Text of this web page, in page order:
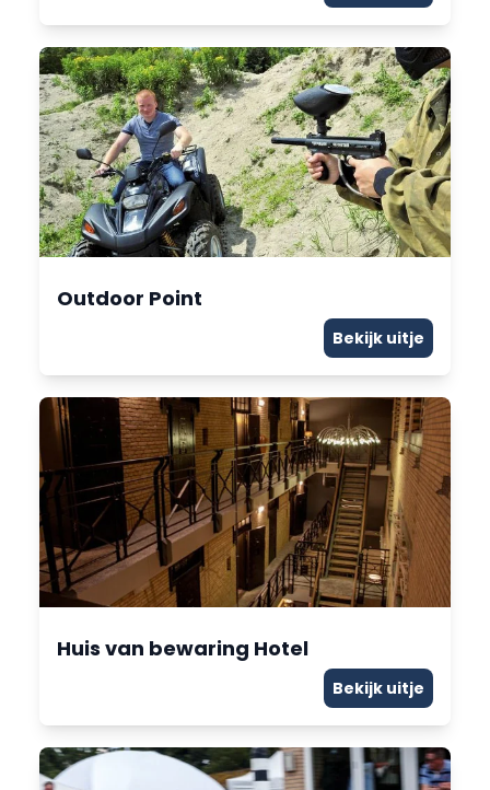
Outdoor Point
Bekijk uitje
Huis van bewaring Hotel
Bekijk uitje